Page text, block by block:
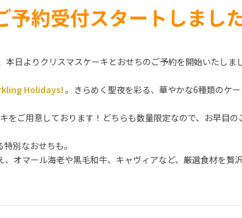
予約受付スタートしまし
本日よりクリスマスケーキとおせちのご予約を開始いたしま
Holidays! 。きらめく聖夜を彩る、華やかな6種類のケ
をご用意しております！どちらも数量限定なので、お早目
別なおせちも。
オマール海老や黒毛和牛、キャヴィアなど、厳選食材を贅